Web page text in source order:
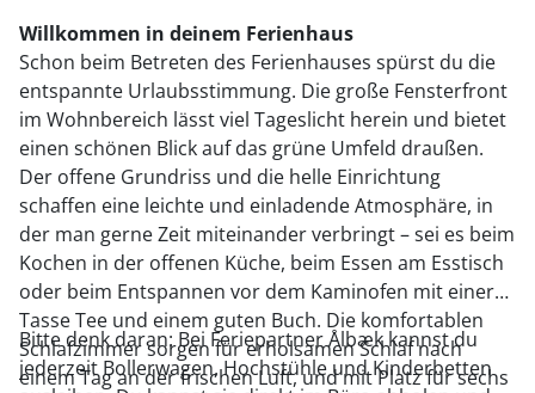
Willkommen in deinem Ferienhaus
Schon beim Betreten des Ferienhauses spürst du die
entspannte Urlaubsstimmung. Die große Fensterfront
im Wohnbereich lässt viel Tageslicht herein und bietet
einen schönen Blick auf das grüne Umfeld draußen.
Der offene Grundriss und die helle Einrichtung
schaffen eine leichte und einladende Atmosphäre, in
der man gerne Zeit miteinander verbringt – sei es beim
Kochen in der offenen Küche, beim Essen am Esstisch
oder beim Entspannen vor dem Kaminofen mit einer
Tasse Tee und einem guten Buch. Die komfortablen
Schlafzimmer sorgen für erholsamen Schlaf nach
einem Tag an der frischen Luft, und mit Platz für sechs
Bitte denk daran: Bei Feriepartner Ålbæk kannst du
jederzeit Bollerwagen, Hochstühle und Kinderbetten